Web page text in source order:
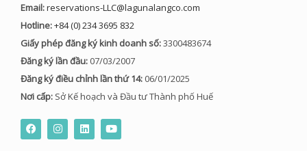
Email:reservations-LLC@lagunalangco.com
Hotline:+84 (0) 234 3695 832
Giấy phép đăng ký kinh doanh số:3300483674
Đăng ký lần đầu: 07/03/2007
Đăng ký điều chỉnh lần thứ 14: 06/01/2025
Nơi cấp: Sở Kế hoạch và Đầu tư Thành phố Huế
F
a
c
I
n
s
L
i
n
Y
o
u